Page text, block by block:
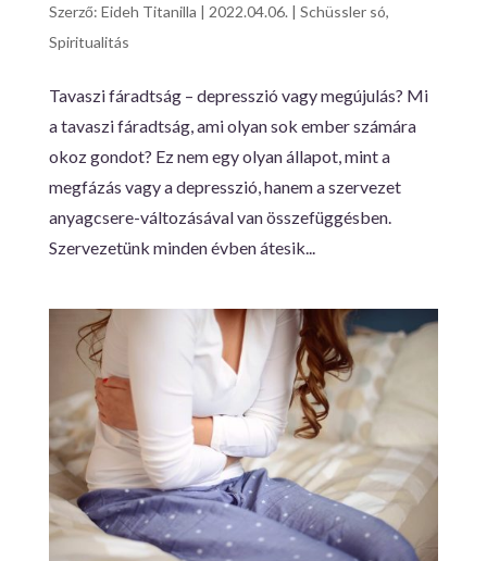
Szerző: Eideh Titanilla | 2022.04.06.| Schüssler só,
Spiritualitás
Tavaszi fáradtság – depresszió vagy megújulás? Mi
a tavaszi fáradtság, ami olyan sok ember számára
okoz gondot? Ez nem egy olyan állapot, mint a
megfázás vagy a depresszió, hanem a szervezet
anyagcsere-változásával van összefüggésben.
Szervezetünk minden évben átesik...